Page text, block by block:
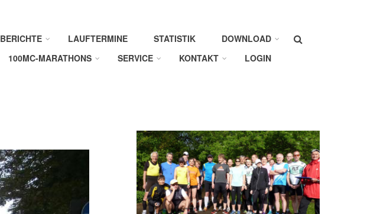
Suche
BERICHTE LAUFTERMINE STATISTIK
DOWNLOAD
100MC-MARATHONS
SERVICE KONTAKT LOGIN